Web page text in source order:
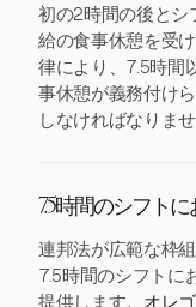
初の2時間の後と
給の食事休憩を受
律により、7.5時間
事休憩が義務付け
しなければなりませ
7.5時間のシフト
連邦法が広範な枠
7.5時間のシフトに
提供します。 オレ